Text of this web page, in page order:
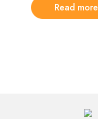
Read more